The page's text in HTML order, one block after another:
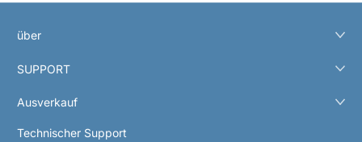
über
SUPPORT
Ausverkauf
Technischer Support